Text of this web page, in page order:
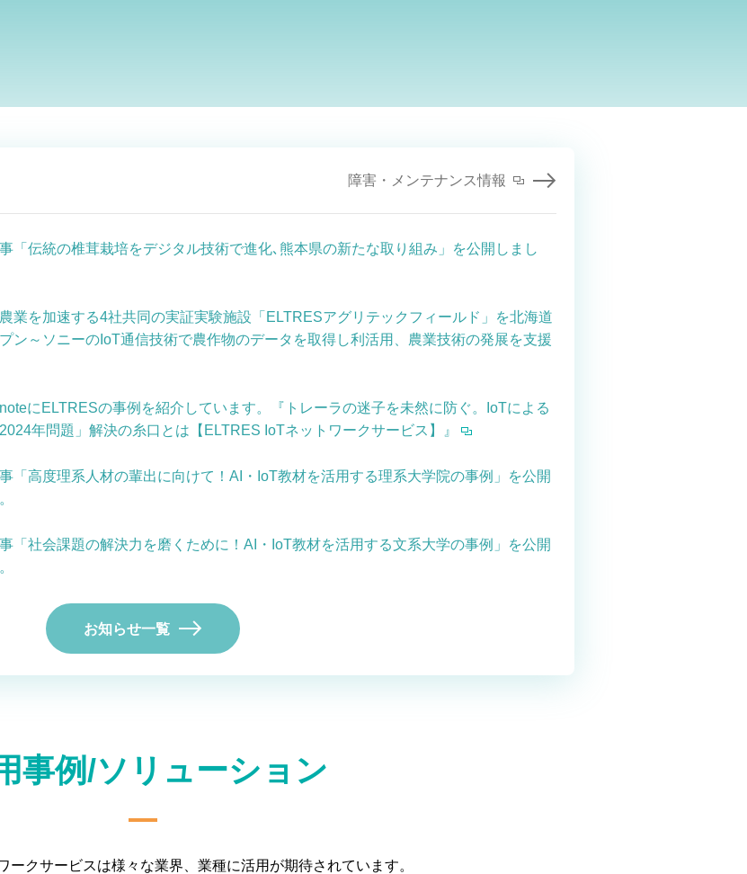
障害・メンテナンス情報
「伝統の椎茸栽培をデジタル技術で進化､熊本県の新たな取り組み」を公開しまし
業を加速する4社共同の実証実験施設「ELTRESアグリテックフィールド」を北海道
ン～ソニーのIoT通信技術で農作物のデータを取得し利活用、農業技術の発展を支援
にELTRESの事例を紹介しています。『トレーラの迷子を未然に防ぐ。IoTによる
2024年問題」解決の糸口とは【ELTRES IoTネットワークサービス】』
「高度理系人材の輩出に向けて！AI・IoT教材を活用する理系大学院の事例」を公開
「社会課題の解決力を磨くために！AI・IoT教材を活用する文系大学の事例」を公開
お知らせ一覧
事例/ソリューション
ークサービスは様々な業界、業種に活用が期待されています。